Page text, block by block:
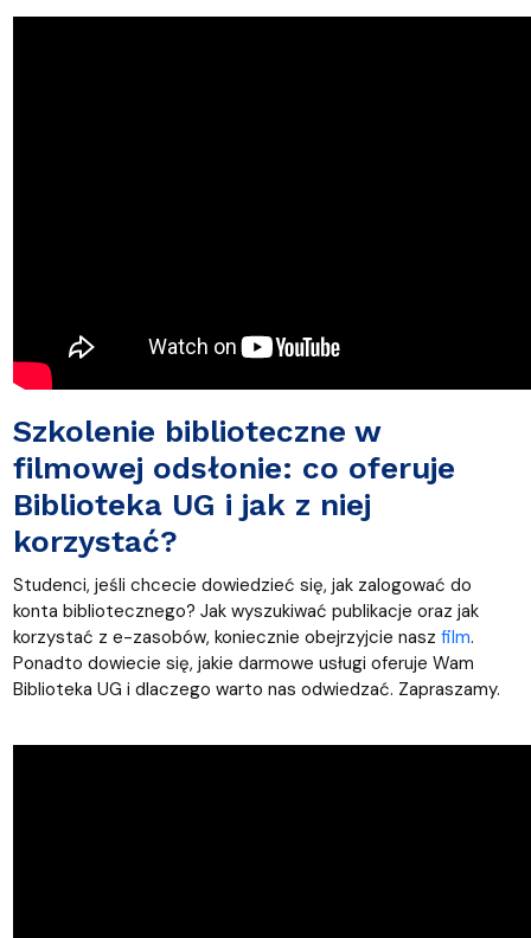
Szkolenie biblioteczne w
filmowej odsłonie: co oferuje
Biblioteka UG i jak z niej
korzystać?
Studenci, jeśli chcecie dowiedzieć się, jak zalogować do
konta bibliotecznego? Jak wyszukiwać publikacje oraz jak
korzystać z e-zasobów, koniecznie obejrzyjcie nasz film.
Ponadto dowiecie się, jakie darmowe usługi oferuje Wam
Biblioteka UG i dlaczego warto nas odwiedzać. Zapraszamy.